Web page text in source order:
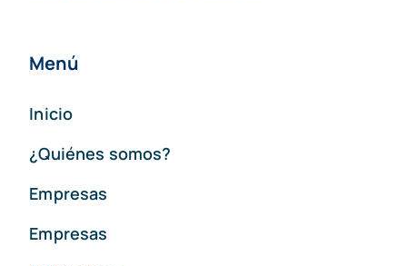
Menú
Inicio
¿Quiénes somos?
Empresas
Empresas